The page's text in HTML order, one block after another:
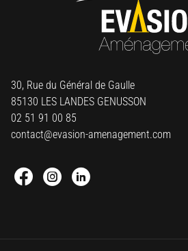
30, Rue du Général de Gaulle
85130 LES LANDES GENUSSON
02 51 91 00 85
contact@evasion-amenagement.com
Facebook : Round
Instagram : Round
Linkedin : Round